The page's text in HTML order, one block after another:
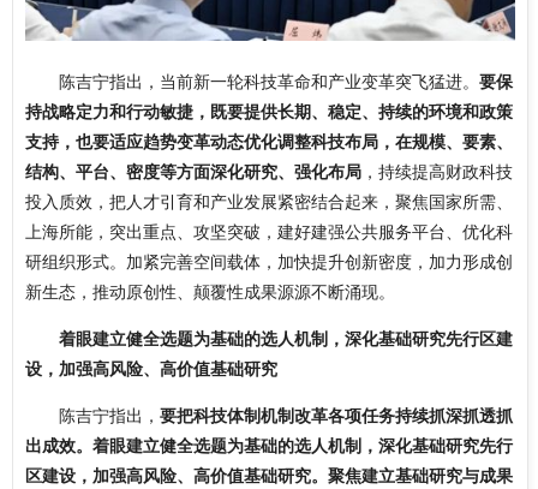
陈吉宁指出，当前新一轮科技革命和产业变革突飞猛进。 要保
持战略定力和行动敏捷，既要提供长期、稳定、持续的环境和政策
支持，也要适应趋势变革动态优化调整科技布局，在规模、要素、
结构、平台、密度等方面深化研究、强化布局 ，持续提高财政科技
投入质效，把人才引育和产业发展紧密结合起来，聚焦国家所需、
上海所能，突出重点、攻坚突破，建好建强公共服务平台、优化科
研组织形式。加紧完善空间载体，加快提升创新密度，加力形成创
新生态，推动原创性、颠覆性成果源源不断涌现。
着眼建立健全选题为基础的选人机制，深化基础研究先行区建
设，加强高风险、高价值基础研究
陈吉宁指出， 要把科技体制机制改革各项任务持续抓深抓透抓
出成效。着眼建立健全选题为基础的选人机制，深化基础研究先行
区建设，加强高风险、高价值基础研究。聚焦建立基础研究与成果